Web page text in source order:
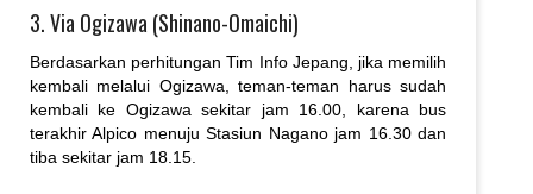
Kenrokuen, dan
Kanazawa Castle jadi
objek wisata utama. Tapi
tahukah kamu, bahwa
ada kuil ninja di daerah
ini?...
3. Via Ogizawa (Shinano-Omaichi)
Berdasarkan perhitungan Tim Info Jepang, jika memilih
kembali melalui Ogizawa, teman-teman harus sudah
kembali ke Ogizawa sekitar jam 16.00, karena bus
terakhir Alpico menuju Stasiun Nagano jam 16.30 dan
tiba sekitar jam 18.15.